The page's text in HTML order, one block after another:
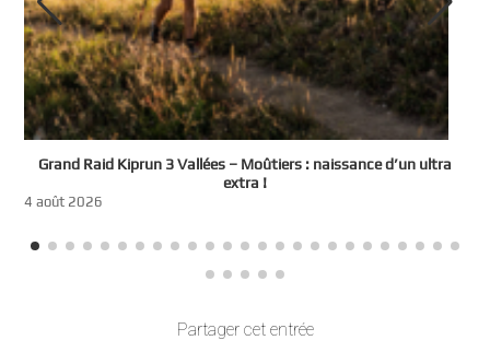
Grand Raid Kiprun 3 Vallées – Moûtiers : naissance d’un ultra
extra !
4 août 2026
Partager cet entrée